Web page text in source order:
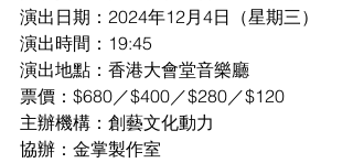
演出日期：2024年12月4日（星期三）
演出時間：19:45
演出地點：香港大會堂音樂廳
票價：$680／$400／$280／$120
主辦機構：創藝文化動力
協辦：金掌製作室